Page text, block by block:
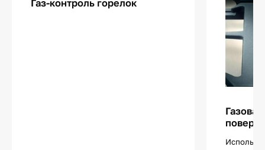
Газ-контроль горелок